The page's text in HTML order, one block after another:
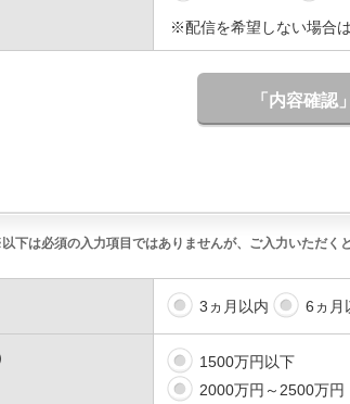
※配信を希望しない場合
「内容確認
下は必須の入力項目ではありませんが、ご入力いただく
3ヵ月以内 6ヵ月
1500万円以下
2000万円～2500万円